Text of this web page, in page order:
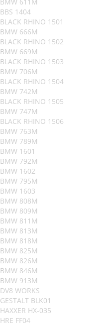
BBS 1404
BLACK RHINO 1501
BMW 666M
BLACK RHINO 1502
BMW 669M
BLACK RHINO 1503
BMW 706M
BLACK RHINO 1504
BMW 742M
BLACK RHINO 1505
BMW 747M
BLACK RHINO 1506
BMW 763M
BMW 789M
BMW 1601
BMW 792M
BMW 1602
BMW 795M
BMW 1603
BMW 808M
BMW 809M
BMW 811M
BMW 813M
BMW 818M
BMW 825M
BMW 826M
BMW 846M
BMW 913M
DV8 WORKS
GESTALT BLK01
HAXXER HX-035
HRE FF04